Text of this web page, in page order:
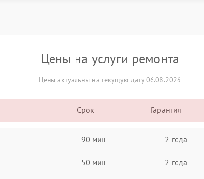
Цены на услуги ремонта
Цены актуальны на текущую дату 06.08.2026
Срок Гарантия
90 мин 2 года
50 мин 2 года